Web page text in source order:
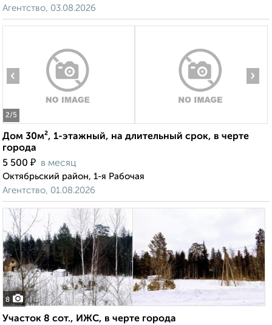
Агентство, 03.08.2026
2/5
‹ ›
Дом 30м², 1-этажный, на длительный срок, в черте
города
5 500 ₽ в месяц
Октябрьский район, 1-я Рабочая
Агентство, 01.08.2026
8
Участок 8 сот., ИЖС, в черте города